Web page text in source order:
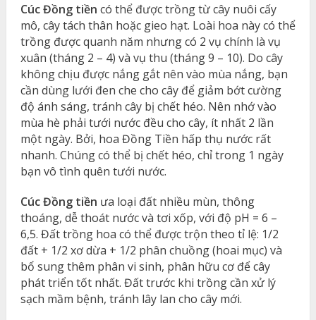
Cúc Đồng tiền có thể được trồng từ cây nuôi cấy
mô, cây tách thân hoặc gieo hạt. Loài hoa này có thể
trồng được quanh năm nhưng có 2 vụ chính là vụ
xuân (tháng 2 – 4) và vụ thu (tháng 9 – 10). Do cây
không chịu được nắng gắt nên vào mùa nắng, bạn
cần dùng lưới đen che cho cây để giảm bớt cường
độ ánh sáng, tránh cây bị chết héo. Nên nhớ vào
mùa hè phải tưới nước đều cho cây, ít nhất 2 lần
một ngày. Bởi, hoa Đồng Tiền hấp thụ nước rất
nhanh. Chúng có thể bị chết héo, chỉ trong 1 ngày
bạn vô tình quên tưới nước.
Cúc Đồng tiền ưa loại đất nhiều mùn, thông
thoáng, dễ thoát nước và tơi xốp, với độ pH = 6 –
6,5. Đất trồng hoa có thể được trộn theo tỉ lệ: 1/2
đất + 1/2 xơ dừa + 1/2 phân chuồng (hoai mục) và
bổ sung thêm phân vi sinh, phân hữu cơ để cây
phát triển tốt nhất. Đất trước khi trồng cần xử lý
sạch mầm bệnh, tránh lây lan cho cây mới.